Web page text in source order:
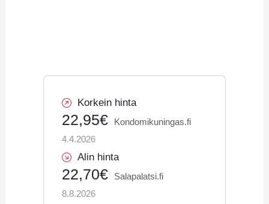
Korkein hinta
22,95€
Kondomikuningas.fi
4.4.2026
Alin hinta
22,70€
Salapalatsi.fi
8.8.2026